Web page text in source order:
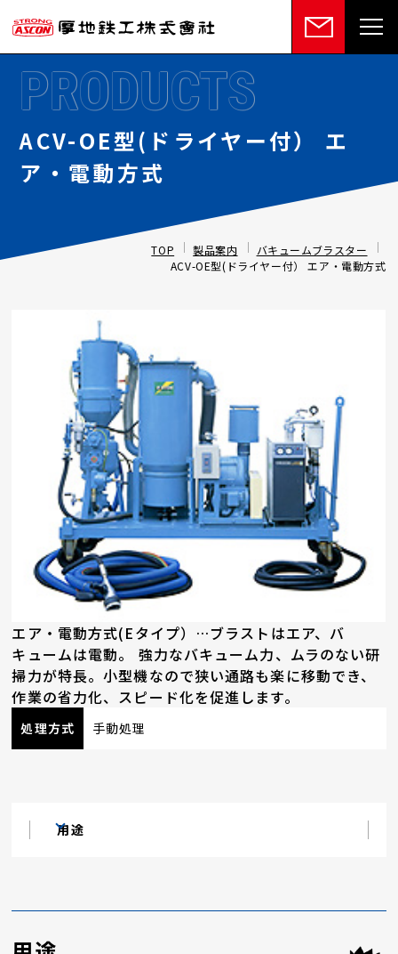
ACV-OE型(ドライヤー付） エ
ア・電動方式
PRODUCTS
TOP 製品案内
バキュームブラスター
ACV-OE型(ドライヤー付） エア・電動方式
エア・電動方式(Eタイプ）…ブラストはエア、バ
キュームは電動。 強力なバキューム力、ムラのない研
掃力が特長。小型機なので狭い通路も楽に移動でき、
作業の省力化、スピード化を促進します。
処理方式 手動処理
用途